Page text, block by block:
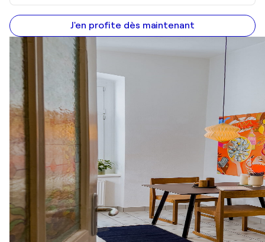
J'en profite dès maintenant